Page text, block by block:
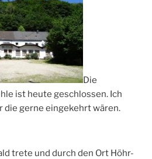
Die
ist heute geschlossen. Ich
gerne eingekehrt wären.
trete und durch den Ort Höhr-